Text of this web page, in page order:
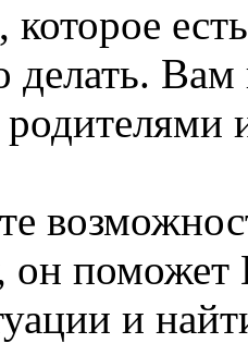
делать.
он поможет
и